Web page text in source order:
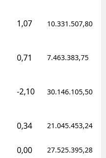
1,07 10.331.507,80
0,71 7.463.383,75
-2,10 30.146.105,50
0,34 21.045.453,24
0,00 27.525.395,28